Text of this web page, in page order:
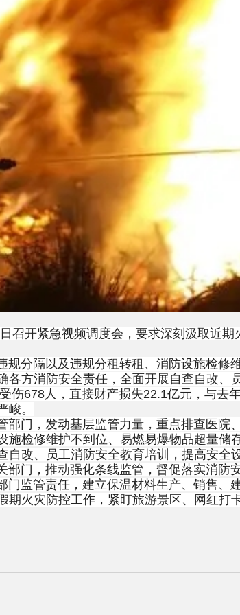
召开紧急视频调度会，要求深刻汲取近期
隔以及违规分租转租、消防设施检修
方消防安全责任，全面开展自查自改、
人，直接财产损失22.1亿元，与去
。
，发动基层监管力量，重点排查医院
检修维护不到位、易燃易爆物品超量储
改、员工消防安全教育培训，提高安全
，推动强化条线监管，督促落实消防
管责任，建立保温材料生产、销售、
火灾防控工作，紧盯旅游景区、网红打